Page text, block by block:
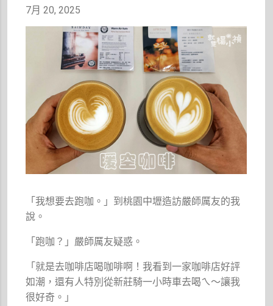
7月 20, 2025
「我想要去跑咖。」到桃園中壢造訪嚴師厲友的我
說。
「跑咖？」嚴師厲友疑惑。
「就是去咖啡店喝咖啡啊！我看到一家咖啡店好評
如潮，還有人特別從新莊騎一小時車去喝ㄟ～讓我
很好奇。」